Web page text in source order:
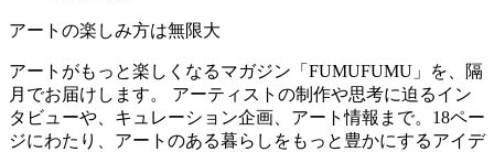
アートの楽しみ方は無限大
アートがもっと楽しくなるマガジン「FUMUFUMU」を、隔
月でお届けします。 アーティストの制作や思考に迫るイン
タビューや、キュレーション企画、アート情報まで。18ペー
ジにわたり、アートのある暮らしをもっと豊かにするアイデ